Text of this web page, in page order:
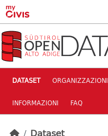
Skip to main content
DATASET ORGANIZZAZIONI
INFORMAZIONI FAQ
Dataset